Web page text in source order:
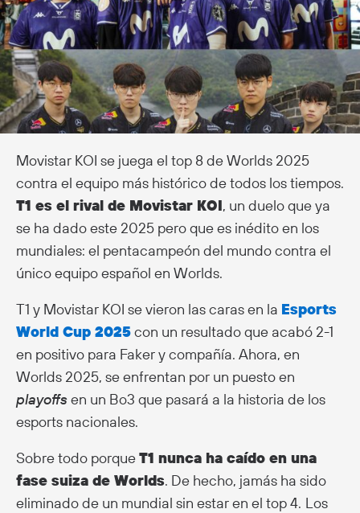
Movistar KOI se juega el top 8 de Worlds 2025
contra el equipo más histórico de todos los tiempos.
T1 es el rival de Movistar KOI, un duelo que ya
se ha dado este 2025 pero que es inédito en los
mundiales: el pentacampeón del mundo contra el
único equipo español en Worlds.
T1 y Movistar KOI se vieron las caras en la Esports
World Cup 2025con un resultado que acabó 2-1
en positivo para Faker y compañía. Ahora, en
Worlds 2025, se enfrentan por un puesto en
playoffsen un Bo3 que pasará a la historia de los
esports nacionales.
Sobre todo porqueT1 nunca ha caído en una
fase suiza de Worlds. De hecho, jamás ha sido
eliminado de un mundial sin estar en el top 4. Los